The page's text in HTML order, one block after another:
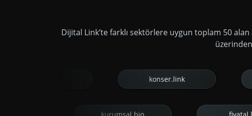
Dijital Link’te farklı sektörlere uygun toplam 50 alan